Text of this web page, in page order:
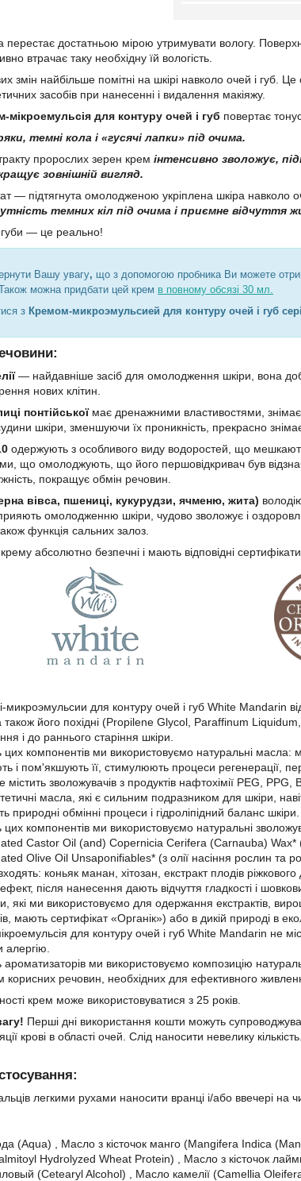
перестає достатньою мірою утримувати вологу.
втрачає таку необхідну їй вологість.
змін найбільше помітні на шкірі навколо очей і губ.
засобів при нанесенні і видалення макіяжу.
мікроемульсія для контуру очей і губ повертає
темні кола і «гусячі лапки» під очима.
пророслих зерен крем інтенсивно зволожує,
зовнішній вигляд.
— підтягнута омолодженою укріплена шкіра навколо
темних кіл під очима і приємне відчуття
губи — це реально!
Вашу увагу, що з допомогою пробника Ви можете
можна придбати цей крем в повному обсязі 30 мл.
з Кремом-микроэмульсией для контуру очей і губ
— найдавніше засіб для омолодження шкіри, вона
нових клітин.
понтійськоїмає дренажними властивостями, знімає
шкіри, зменшуючи їх проникність, прекрасно
одержують з особливого виду водоростей, що
що омолоджують, що його першовідкривач був
покращує обмін речовин.
вівса, пшениці, кукурудзи, ячменю, жита)
омолодженню шкіри, чудово зволожує і
функція сальних залоз.
крему абсолютно безпечні і мають відповідні
микроэмульсии для контуру очей і губ White Mandarin
його похідні (Propilene Glycol, Paraffinum Liquidum,
і до раннього старіння шкіри.
цих компонентів ми використовуємо натуральні
і пом'якшують її, стимулюють процеси регенерації,
містить зволожувачів з продуктів нафтохімії PEG,
масла, які є сильним подразником для шкіри,
природні обмінні процеси і гідроліпідний баланс шкіри.
цих компонентів ми використовуємо натуральні
Castor Oil (and) Copernicia Cerifera (Carnauba)
Olive Oil Unsaponifiables* (з олії насіння рослин та
коньяк манан, хітозан, екстракт плодів
після нанесення дають відчуття гладкості і
які ми використовуємо для одержання екстрактів,
мають сертифікат «Органік») або в дикій природі в
для контуру очей і губ White Mandarin не
алергію.
ароматизаторів ми використовуємо композицію
корисних речовин, необхідних для ефективного
крем може використовуватися з 25 років.
Перші дні використання кошти можуть
крові в області очей. Слід наносити невелику кількість.
легкими рухами наносити вранці і/або ввечері на
(Aqua) , Масло з кісточок манго (Mangifera Indica
Hydrolyzed Wheat Protein) , Масло з кісточок
(Cetearyl Alcohol) , Масло камелії (Camellia